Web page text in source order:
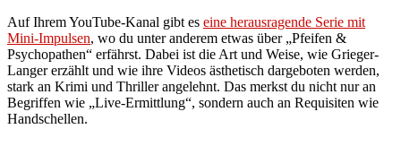
Auf Ihrem YouTube-Kanal gibt es eine herausragende Serie mit
Mini-Impulsen, wo du unter anderem etwas über „Pfeifen &
Psychopathen“ erfährst. Dabei ist die Art und Weise, wie Grieger-
Langer erzählt und wie ihre Videos ästhetisch dargeboten werden,
stark an Krimi und Thriller angelehnt. Das merkst du nicht nur an
Begriffen wie „Live-Ermittlung“, sondern auch an Requisiten wie
Handschellen.